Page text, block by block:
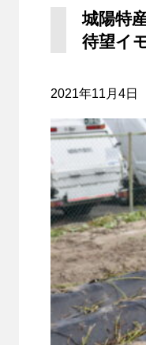
城陽特
待望イ
2021年11月4日